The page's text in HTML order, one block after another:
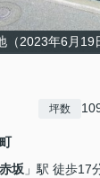
（2023年6月19
坪数
坂 」駅 徒歩17